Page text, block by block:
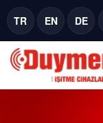
TR EN DE